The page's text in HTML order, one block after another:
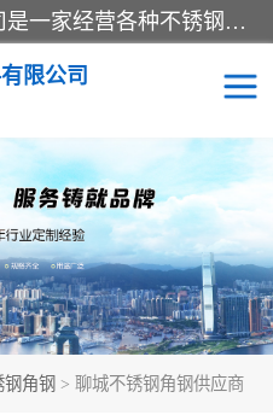
山东华钰金属材料有限公司是一家经营各种不锈钢管材、板材、圆钢、法兰、封头、型材等产品的公司；主营产品有：不锈钢管，激光切割，管件标准件，不锈钢圆钢，不锈钢人孔，不锈钢亮管，不锈钢角钢，不锈钢加工，不锈钢管子，不锈钢工业方管，不锈钢封头，不锈钢法兰，不锈钢阀门，不锈钢槽钢，不锈钢扁钢，不锈钢板等；可为客户制作各种规格的型材及不锈钢配件、非标准件及各种容器具等，能满足客户的不同采购要求。
限公司
钢角钢 > 聊城不锈钢角钢供应商
激光切割
不锈钢圆钢
不锈钢亮管
不锈钢加工